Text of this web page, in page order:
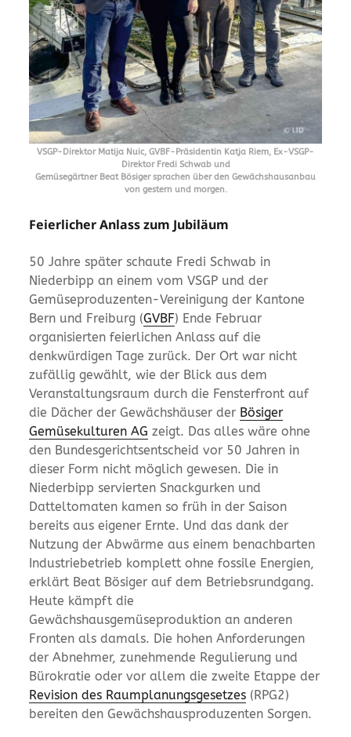
VSGP-Direktor Matija Nuic, GVBF-Präsidentin Katja Riem, Ex-VSGP-
Direktor Fredi Schwab und
Gemüsegärtner Beat Bösiger sprachen über den Gewächshausanbau
von gestern und morgen.
Feierlicher Anlass zum Jubiläum
50 Jahre später schaute Fredi Schwab in
Niederbipp an einem vom VSGP und der
Gemüseproduzenten-Vereinigung der Kantone
Bern und Freiburg (GVBF) Ende Februar
organisierten feierlichen Anlass auf die
denkwürdigen Tage zurück. Der Ort war nicht
zufällig gewählt, wie der Blick aus dem
Veranstaltungsraum durch die Fensterfront auf
die Dächer der Gewächshäuser der Bösiger
Gemüsekulturen AG zeigt. Das alles wäre ohne
den Bundesgerichtsentscheid vor 50 Jahren in
dieser Form nicht möglich gewesen. Die in
Niederbipp servierten Snackgurken und
Datteltomaten kamen so früh in der Saison
bereits aus eigener Ernte. Und das dank der
Nutzung der Abwärme aus einem benachbarten
Industriebetrieb komplett ohne fossile Energien,
erklärt Beat Bösiger auf dem Betriebsrundgang.
Heute kämpft die
Gewächshausgemüseproduktion an anderen
Fronten als damals. Die hohen Anforderungen
der Abnehmer, zunehmende Regulierung und
Bürokratie oder vor allem die zweite Etappe der
Revision des Raumplanungsgesetzes (RPG2)
bereiten den Gewächshausproduzenten Sorgen.